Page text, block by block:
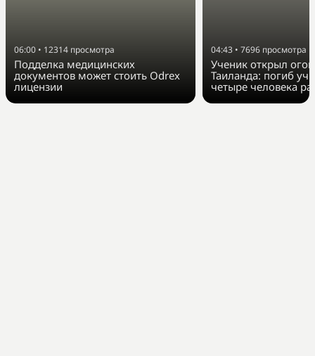
06:00 • 12314 просмотра
Подделка медицинских
документов может стоить Odrex
лицензии
04:43 • 7696 просмотра
Ученик открыл
Таиланда: погиб
четыре человека